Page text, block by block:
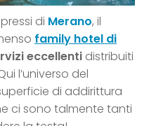
di Merano, il
family hotel di
eccellenti distribuiti
l’universo del
di addirittura
ci sono talmente tanti